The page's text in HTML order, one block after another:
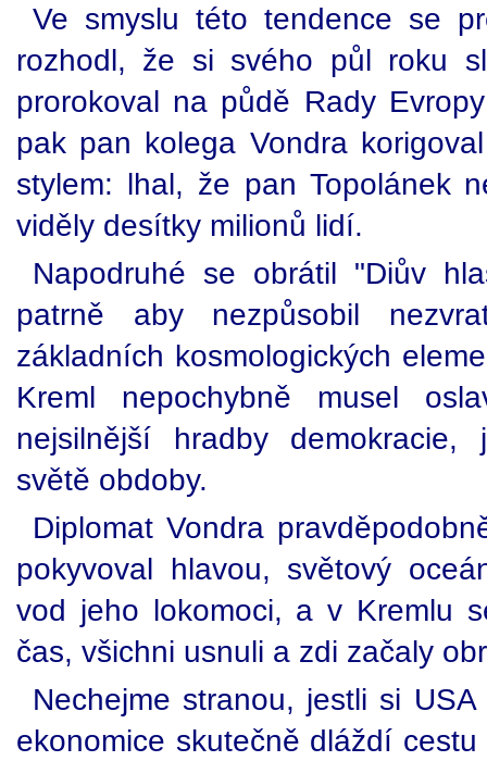
Ve smyslu této tendence se
rozhodl, že si svého půl roku
prorokoval na půdě Rady
pak pan kolega Vondra
stylem: lhal, že pan Topolánek
viděly desítky milionů lidí.
Napodruhé se obrátil "Diův
patrně aby nezpůsobil
základních kosmologických
Kreml nepochybně musel
nejsilnější hradby
světě obdoby.
Diplomat Vondra
pokyvoval hlavou, světový
vod jeho lokomoci, a v Kremlu
čas, všichni usnuli a zdi začaly
Nechejme stranou, jestli si
ekonomice skutečně dláždí